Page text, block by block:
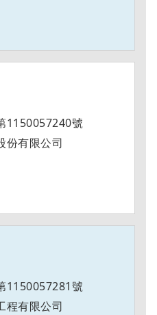
1150057240號
份有限公司
1150057281號
程有限公司